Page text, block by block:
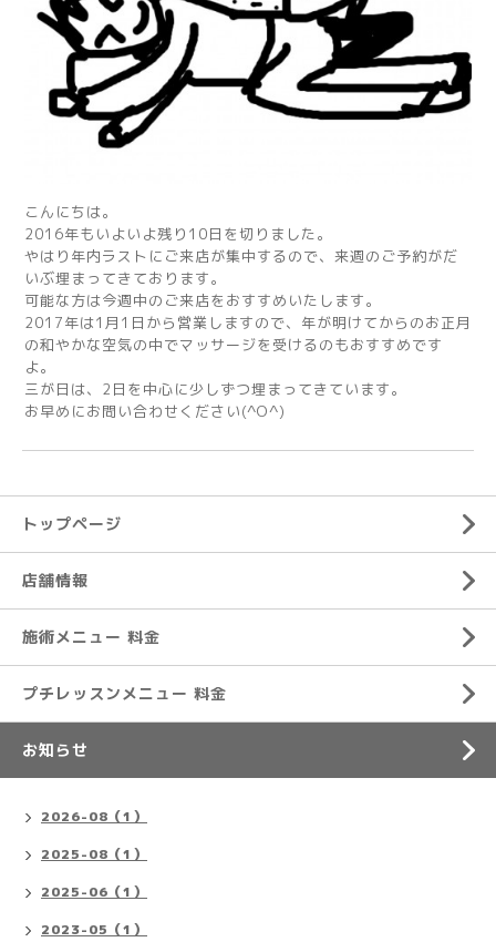
こんにちは。
2016年もいよいよ残り10日を切りました。
やはり年内ラストにご来店が集中するので、来週のご予約がだ
いぶ埋まってきております。
可能な方は今週中のご来店をおすすめいたします。
2017年は1月1日から営業しますので、年が明けてからのお正月
の和やかな空気の中でマッサージを受けるのもおすすめです
よ。
三が日は、2日を中心に少しずつ埋まってきています。
お早めにお問い合わせください(^O^)
トップページ
店舗情報
施術メニュー 料金
プチレッスンメニュー 料金
お知らせ
2026-08（1）
2025-08（1）
2025-06（1）
2023-05（1）